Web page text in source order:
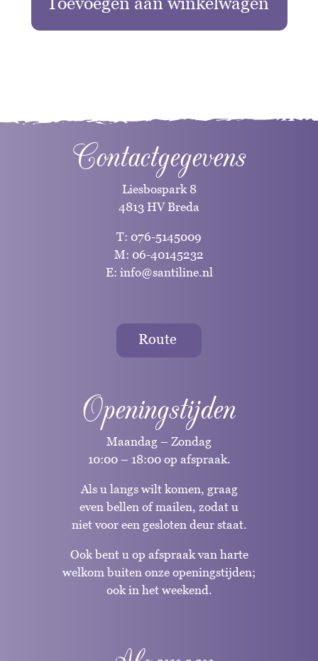
Contactgegevens
Liesbospark 8
4813 HV Breda
T: 076-5145009
M: 06-40145232
E: info@santiline.nl
Route
Openingstijden
Maandag – Zondag
10:00 – 18:00 op afspraak.
Als u langs wilt komen, graag
even bellen of mailen, zodat u
niet voor een gesloten deur staat.
Ook bent u op afspraak van harte
welkom buiten onze openingstijden;
ook in het weekend.